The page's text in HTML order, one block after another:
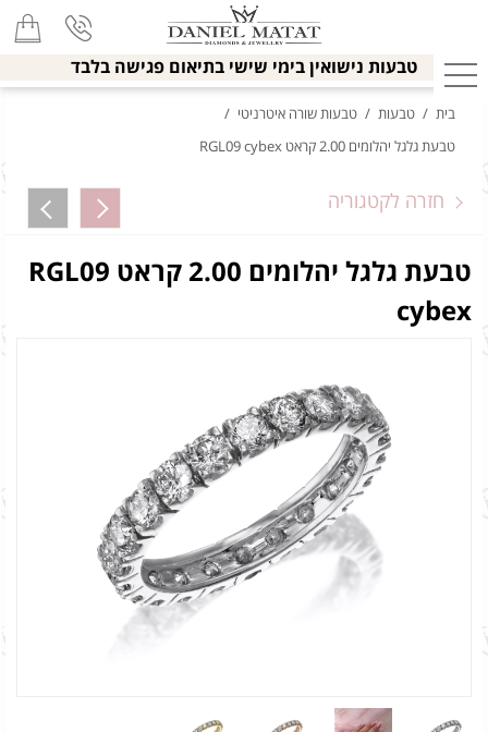
טבעות נישואין בימי שישי בתיאום פגישה בלבד
בית / טבעות / טבעות שורה איטרניטי /
טבעת גלגל יהלומים 2.00 קראט RGL09 cybex
חזרה לקטגוריה
טבעת גלגל יהלומים 2.00 קראט RGL09
cybex